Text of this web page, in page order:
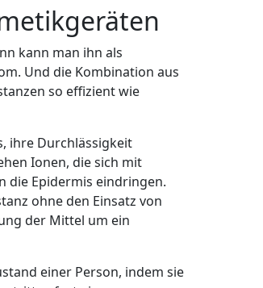
kann man ihn als
Und die Kombination aus
so effizient wie
ihre Durchlässigkeit
Ionen, die sich mit
die Epidermis eindringen.
ohne den Einsatz von
der Mittel um ein
einer Person, indem sie